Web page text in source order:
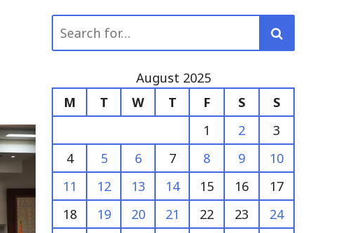
for:
August 2025
M
T W T F S
S
1
2
3
4
5 6 7 8 9
10
11
12 13 14 15 16
17
18
19 20 21 22 23
24